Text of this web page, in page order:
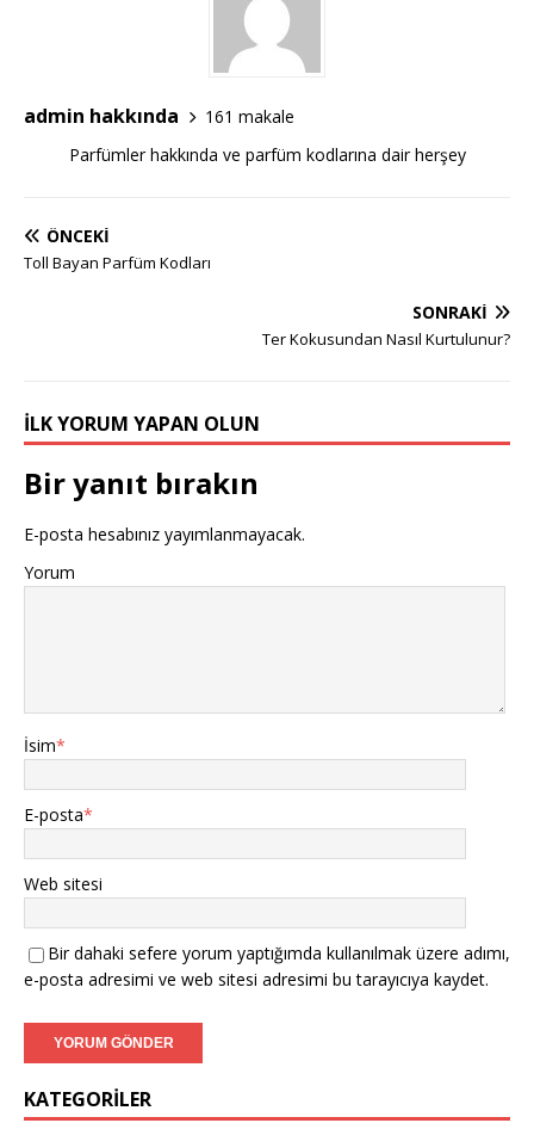
admin hakkında
161 makale
Parfümler hakkında ve parfüm kodlarına dair herşey
ÖNCEKI
Toll Bayan Parfüm Kodları
SONRAKI
Ter Kokusundan Nasıl Kurtulunur?
İLK YORUM YAPAN OLUN
Bir yanıt bırakın
E-posta hesabınız yayımlanmayacak.
Yorum
İsim*
E-posta*
Web sitesi
Bir dahaki sefere yorum yaptığımda kullanılmak üzere adımı,
e-posta adresimi ve web sitesi adresimi bu tarayıcıya kaydet.
KATEGORILER